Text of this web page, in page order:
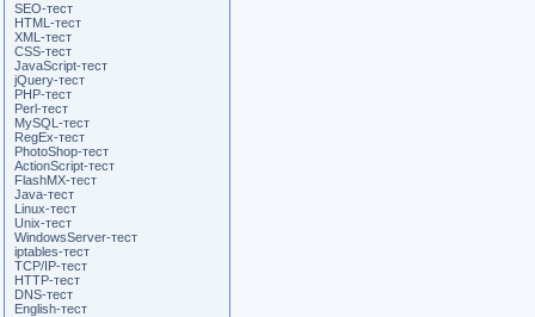
SEO-тест
HTML-тест
XML-тест
CSS-тест
JavaScript-тест
jQuery-тест
PHP-тест
Perl-тест
MySQL-тест
RegEx-тест
PhotoShop-тест
ActionScript-тест
FlashMX-тест
Java-тест
Linux-тест
Unix-тест
WindowsServer-тест
iptables-тест
TCP/IP-тест
HTTP-тест
DNS-тест
English-тест